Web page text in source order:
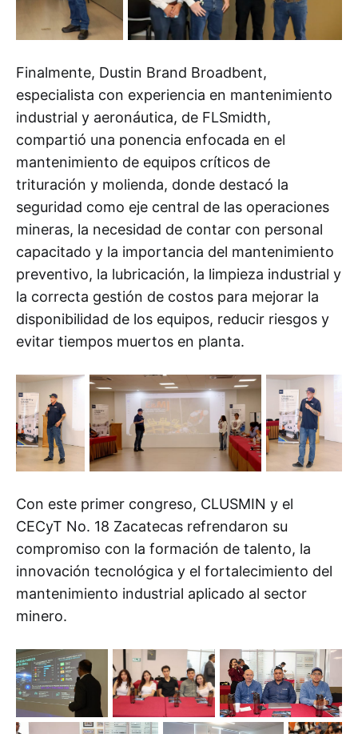
Finalmente, Dustin Brand Broadbent,
especialista con experiencia en mantenimiento
industrial y aeronáutica, de FLSmidth,
compartió una ponencia enfocada en el
mantenimiento de equipos críticos de
trituración y molienda, donde destacó la
seguridad como eje central de las operaciones
mineras, la necesidad de contar con personal
capacitado y la importancia del mantenimiento
preventivo, la lubricación, la limpieza industrial y
la correcta gestión de costos para mejorar la
disponibilidad de los equipos, reducir riesgos y
evitar tiempos muertos en planta.
Con este primer congreso, CLUSMIN y el
CECyT No. 18 Zacatecas refrendaron su
compromiso con la formación de talento, la
innovación tecnológica y el fortalecimiento del
mantenimiento industrial aplicado al sector
minero.